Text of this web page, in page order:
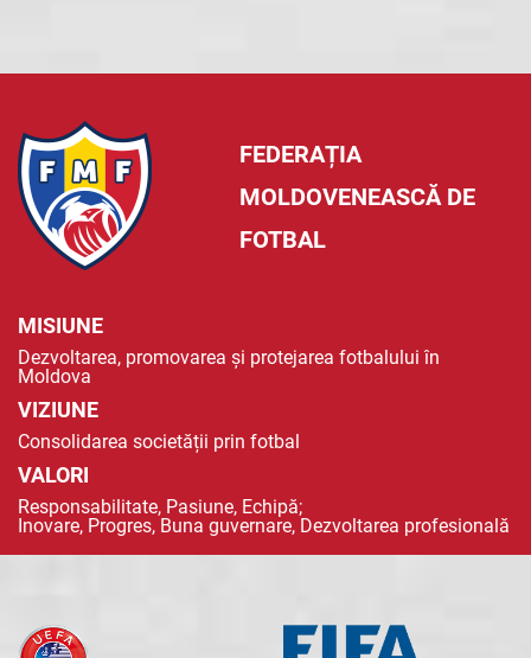
FEDERAȚIA
MOLDOVENEASCĂ DE
FOTBAL
MISIUNE
Dezvoltarea, promovarea și protejarea fotbalului în
Moldova
VIZIUNE
Consolidarea societății prin fotbal
VALORI
Responsabilitate, Pasiune, Echipă;
Inovare, Progres, Buna guvernare, Dezvoltarea profesională